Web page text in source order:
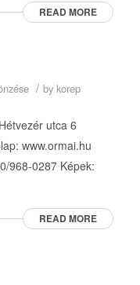
READ MORE
/ by korep
utca 6
www.ormai.hu
968-0287 Képek:
READ MORE